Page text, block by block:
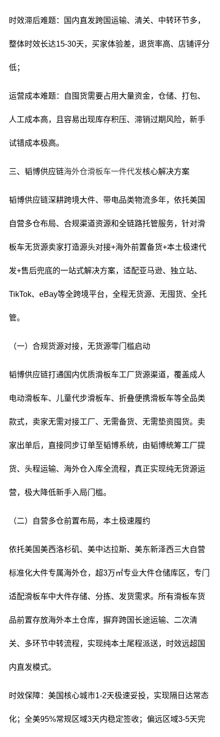
时效滞后难题：国内直发跨国运输、清关、中转环节多，
整体时效长达15-30天，买家体验差，退货率高、店铺评分
低；
运营成本难题：自囤货需要占用大量资金，仓储、打包、
人工成本高，且容易出现库存积压、滞销过期风险，新手
试错成本极高。
三、韬博供应链海外仓滑板车一件代发核心解决方案
韬博供应链深耕跨境大件、带电品类物流多年，依托美国
自营多仓布局、合规渠道资源和全链路托管服务，针对滑
板车无货源卖家打造源头对接+海外前置备货+本土极速代
发+售后兜底的一站式解决方案，适配亚马逊、独立站、
TikTok、eBay等全跨境平台，全程无货源、无囤货、全托
管。
（一）合规货源对接，无货源零门槛启动
韬博供应链打通国内优质滑板车工厂货源渠道，覆盖成人
电动滑板车、儿童代步滑板车、折叠便携滑板车等全品类
款式，卖家无需对接工厂、无需备货、无需垫资囤货。卖
家出单后，直接同步订单至韬博系统，由韬博统筹工厂提
货、头程运输、海外仓入库全流程，真正实现纯无货源运
营，极大降低新手入局门槛。
（二）自营多仓前置布局，本土极速履约
依托美国美西洛杉矶、美中达拉斯、美东新泽西三大自营
标准化大件专属海外仓，超3万㎡专业大件仓储库区，专门
适配滑板车中大件存储、分拣、发货需求。所有滑板车货
品前置存放海外本土仓库，摒弃跨国长途运输、二次清
关、多环节中转流程，实现纯本土尾程派送，时效远超国
内直发模式。
时效保障：美国核心城市1-2天极速妥投，实现隔日达常态
化；全美95%常规区域3天内稳定签收；偏远区域3-5天完